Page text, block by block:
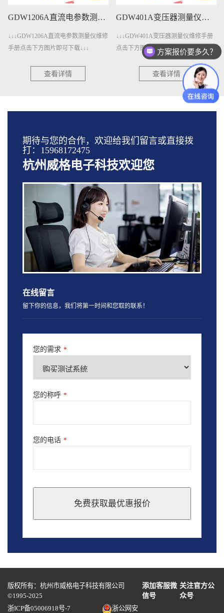
GDW1206A直流电参数测量仪维修手册下载
↓↓↓GDW1206A直流电参数测量仪维修
手册点击下方图片即可下载↓↓↓
查看详情
GDW401A变压器测量仪维修手册下载
↓↓↓GDW401A变压器测量仪维修手册
点击下方图片即可下载↓↓↓
查看详情
期待与您的合作，欢迎给我们留言或直接拨
打：15968172475
杭州威格电子科技欢迎您
在线留言
留下你的信息，我们将第一时间和您取的联系！
您的需求 *
您的称呼 *
您的电话 *
免费获取最优惠报价
should
blank
版权所有：杭州市威格电子科技有限公司
©1995-2025
添加客服微
信号
关注官方公
众号
浙ICP备05006918号-7
浙公网安
方案报价要多久？